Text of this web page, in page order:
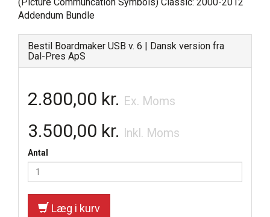
Addendum Bundle
Bestil Boardmaker USB v. 6 | Dansk version fra
Dal-Pres ApS
2.800,00 kr. Ex. Moms
3.500,00 kr. Inkl. Moms
Antal
Læg i kurv